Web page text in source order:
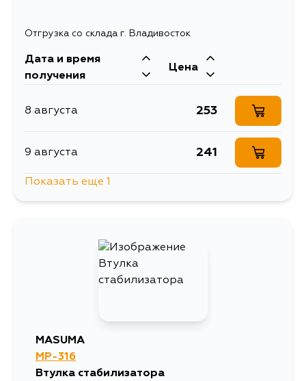
Отгрузка со склада г. Владивосток
Дата и время
получения
Цена
8 августа 253
9 августа 241
Показать еще 1
MASUMA
MP-316
Втулка стабилизатора